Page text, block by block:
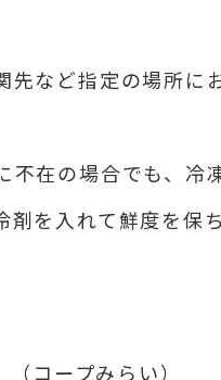
先など指定の場所に
不在の場合でも、冷
剤を入れて鮮度を保
（コープみらい）